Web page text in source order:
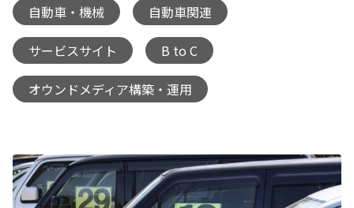
自動車・機械 自動車関連
サービスサイト B to C
オウンドメディア構築・運用